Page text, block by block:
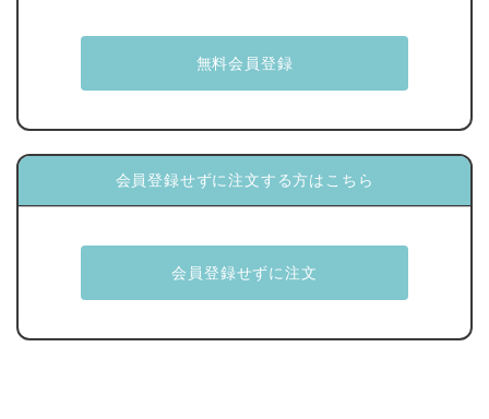
会員登録せずに注文する方はこちら